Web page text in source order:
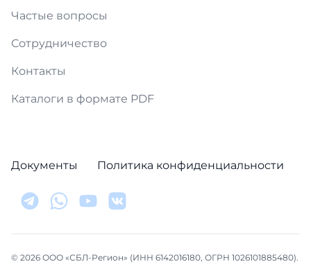
Частые вопросы
Сотрудничество
Контакты
Каталоги в формате PDF
Документы Политика конфиденциальности
© 2026 ООО «СБЛ-Регион» (ИНН 6142016180, ОГРН 1026101885480).